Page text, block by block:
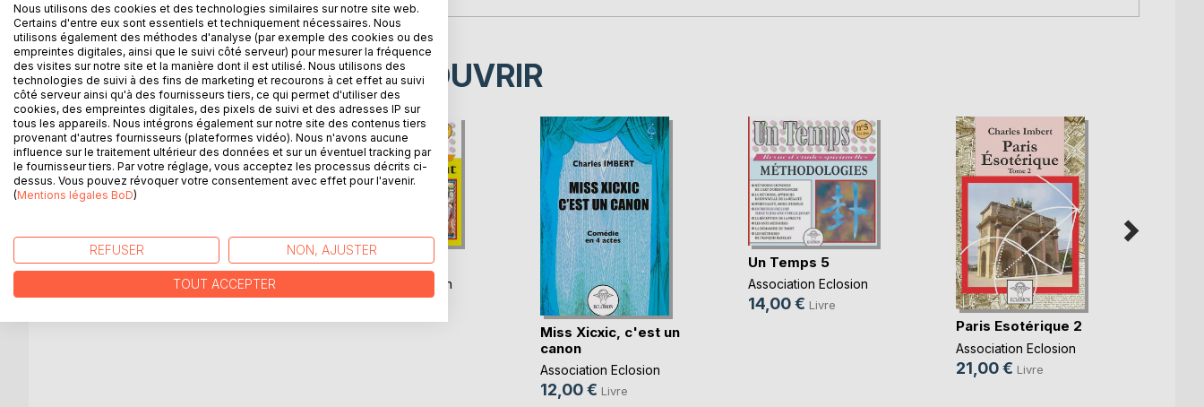
D’AUTRES TITRES À DÉCOUVRIR
Nuit
Un Temps 24
Association Eclosion
12,00 €
Un temps 21
Association Eclosion
12,00 €
Miss Xicxic, c'est un
canon
Association Eclosion
12,00 € Livre
Un Temps 5
Association Eclosion
14,00 € Livre
Paris Esotérique 2
Association Eclosion
21,00 € Livre
Nous utilisons des cookies et des technologies similaires sur notre site web.
Certains d'entre eux sont essentiels et techniquement nécessaires. Nous
utilisons également des méthodes d'analyse (par exemple des cookies ou des
empreintes digitales, ainsi que le suivi côté serveur) pour mesurer la fréquence
des visites sur notre site et la manière dont il est utilisé. Nous utilisons des
technologies de suivi à des fins de marketing et recourons à cet effet au suivi
côté serveur ainsi qu'à des fournisseurs tiers, ce qui permet d'utiliser des
cookies, des empreintes digitales, des pixels de suivi et des adresses IP sur
tous les appareils. Nous intégrons également sur notre site des contenus tiers
provenant d'autres fournisseurs (plateformes vidéo). Nous n'avons aucune
influence sur le traitement ultérieur des données et sur un éventuel tracking par
le fournisseur tiers. Par votre réglage, vous acceptez les processus décrits ci-
dessus. Vous pouvez révoquer votre consentement avec effet pour l'avenir.
(Mentions légales BoD)
REFUSER NON, AJUSTER
TOUT ACCEPTER